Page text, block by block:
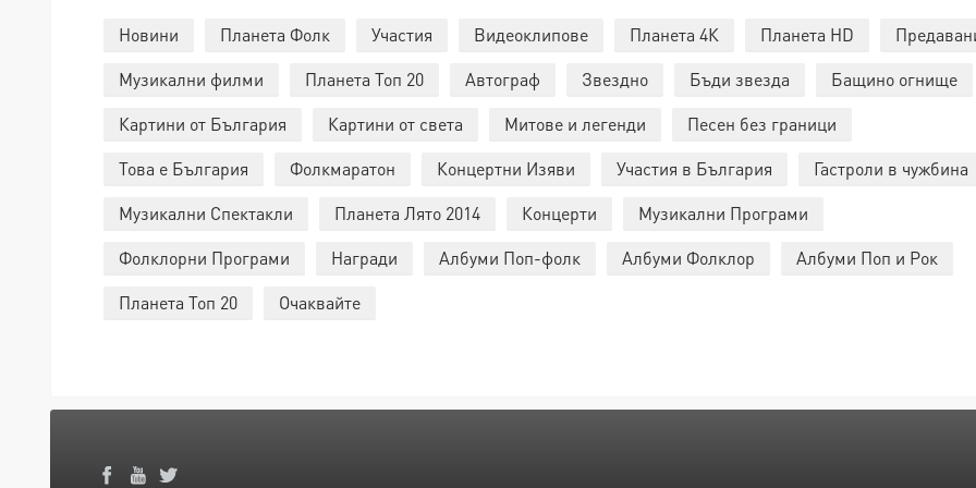
Новини Планета Фолк Участия Видеоклипове Планета 4К Планета HD
Музикални филми
Планета Топ 20 Автограф Звездно Бъди звезда
Бащино огнище
Картини от България
Картини от света Митове и легенди
Песен без граници
Това е България
Фолкмаратон Концертни Изяви Участия в България
Гастроли в чужбина
Музикални Спектакли
Планета Лято 2014 Концерти
Музикални Програми
Фолклорни Програми
Награди Албуми Поп-фолк Албуми Фолклор
Албуми Поп и Рок
Планета Топ 20
Очаквайте